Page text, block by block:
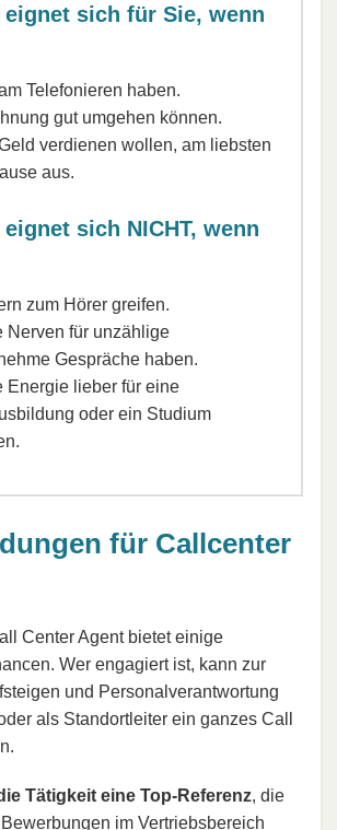
eignet sich für Sie, wenn
Telefonieren haben.
gut umgehen können.
verdienen wollen, am liebsten
aus.
sich NICHT, wenn
zum Hörer greifen.
Nerven für unzählige
Gespräche haben.
Energie lieber für eine
oder ein Studium
für Callcenter
Center Agent bietet einige
Wer engagiert ist, kann zur
und Personalverantwortung
als Standortleiter ein ganzes Call
Tätigkeit eine Top-Referenz, die
im Vertriebsbereich